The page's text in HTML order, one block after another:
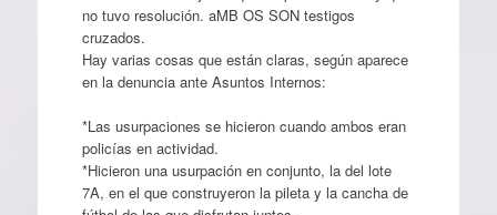
no tuvo resolución. aMB OS SON testigos
cruzados.
Hay varias cosas que están claras, según aparece
en la denuncia ante Asuntos Internos:
*Las usurpaciones se hicieron cuando ambos eran
policías en actividad.
*Hicieron una usurpación en conjunto, la del lote
7A, en el que construyeron la pileta y la cancha de